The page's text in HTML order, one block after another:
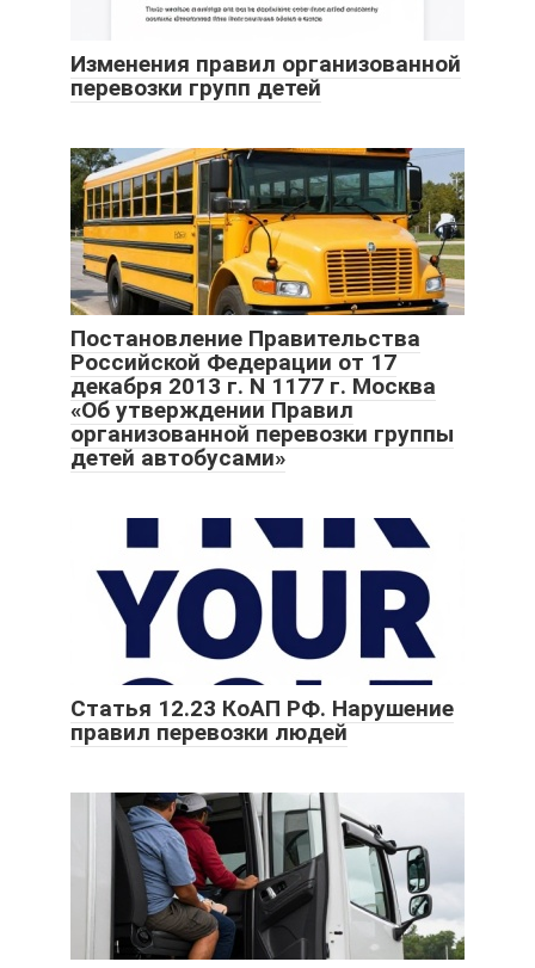
Изменения правил организованной
перевозки групп детей
Постановление Правительства
Российской Федерации от 17
декабря 2013 г. N 1177 г. Москва
«Об утверждении Правил
организованной перевозки группы
детей автобусами»
Статья 12.23 КоАП РФ. Нарушение
правил перевозки людей